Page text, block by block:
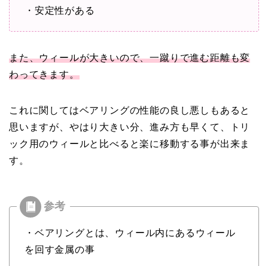
・安定性がある
また、ウィールが大きいので、一蹴りで進む距離も変
わってきます。
これに関してはベアリングの性能の良し悪しもあると
思いますが、やはり大きい分、進み方も早くて、トリ
ック用のウィールと比べると楽に移動する事が出来ま
す。
・ベアリングとは、ウィール内にあるウィール
を回す金属の事